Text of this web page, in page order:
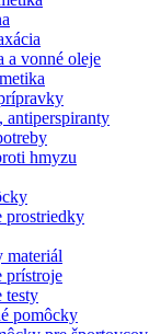
a vonné oleje
antiperspiranty
hmyzu
prostriedky
materiál
prístroje
testy
pomôcky